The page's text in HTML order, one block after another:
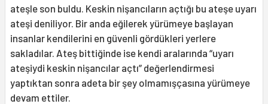
ateşle son buldu. Keskin nişancıların açtığı bu ateşe uyarı
ateşi deniliyor. Bir anda eğilerek yürümeye başlayan
insanlar kendilerini en güvenli gördükleri yerlere
sakladılar. Ateş bittiğinde ise kendi aralarında “uyarı
ateşiydi keskin nişancılar açtı” değerlendirmesi
yaptıktan sonra adeta bir şey olmamışçasına yürümeye
devam ettiler.